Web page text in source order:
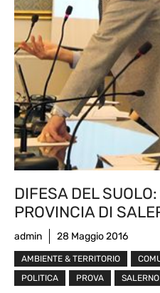
DIFESA DEL
PROVINCIA DI
admin 28 Maggio 2016
AMBIENTE & TERRITORIO
POLITICA
PROVA SALERNO